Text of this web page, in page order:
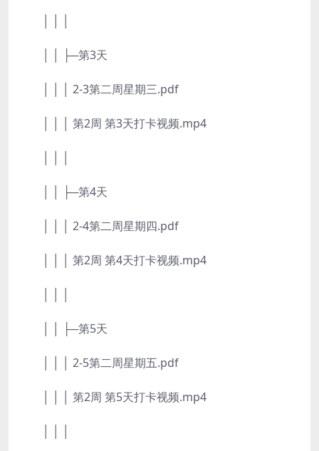
│ │ ├─第3天
│ │ │ 2-3第二周星期三.pdf
│ │ │ 第2周 第3天打卡视频.mp4
│ │ ├─第4天
│ │ │ 2-4第二周星期四.pdf
│ │ │ 第2周 第4天打卡视频.mp4
│ │ ├─第5天
│ │ │ 2-5第二周星期五.pdf
│ │ │ 第2周 第5天打卡视频.mp4